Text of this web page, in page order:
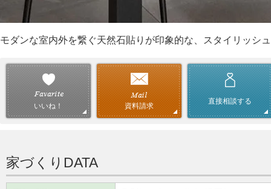
モダンな室内外を繋ぐ天然石貼りが印象的な、スタイリッシ
いいね！ 資料請求
直接相談する
家づくりDATA